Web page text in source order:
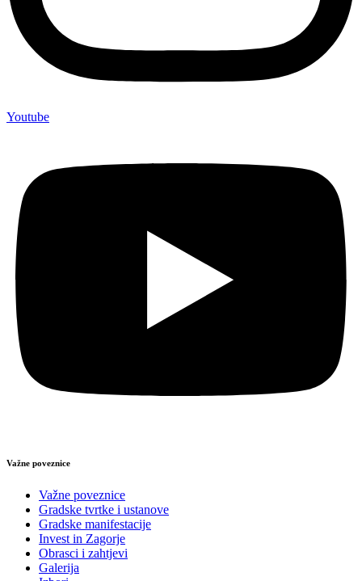
Youtube
Važne poveznice
Važne poveznice
Gradske tvrtke i ustanove
Gradske manifestacije
Invest in Zagorje
Obrasci i zahtjevi
Galerija